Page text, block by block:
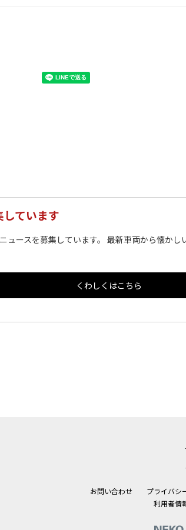
ています
ュースを募集しています。 最新車両から懐か
くわしくはこちら
お問い合わせ プライバシ
利用者情